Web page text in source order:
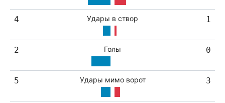
4 Удары в створ 1
2 Голы 0
5 Удары мимо ворот 3